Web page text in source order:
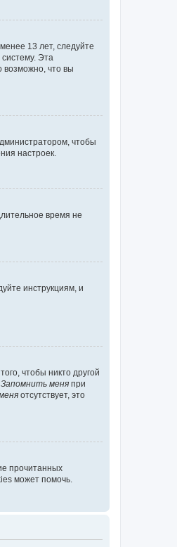
13 лет, следуйте
Эта
возможно, что вы
чтобы
настроек.
время не
инструкциям, и
чтобы никто другой
Запомнить меня при
отсутствует, это
прочитанных
может помочь.